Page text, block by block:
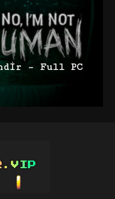
– Full PC